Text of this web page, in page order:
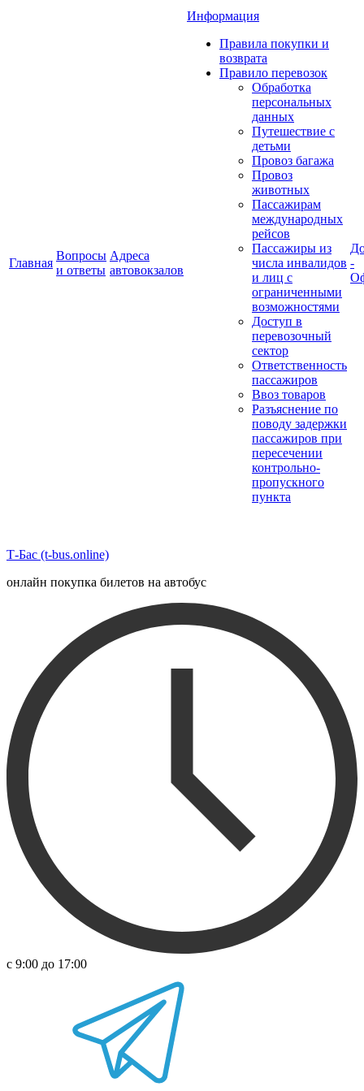
Главная
Вопросы
и ответы
Адреса
автовокзалов
Информация
Правила покупки и
возврата
Правило перевозок
Обработка
персональных
данных
Путешествие с
детьми
Провоз багажа
Провоз
животных
Пассажирам
международных
рейсов
Пассажиры из
числа инвалидов
и лиц с
ограниченными
возможностями
Доступ в
перевозочный
сектор
Ответственность
пассажиров
Ввоз товаров
Разъяснение по
поводу задержки
пассажиров при
пересечении
контрольно-
пропускного
пункта
-
Т-Бас (t-bus.online)
онлайн покупка билетов на автобус
с 9:00 до 17:00